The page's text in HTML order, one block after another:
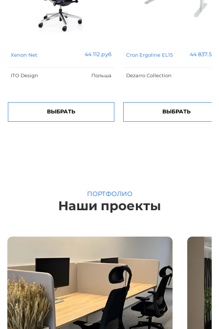
Xenon Net 44 112 руб
ITO Design Польша
ВЫБРАТЬ
Стол Ergoline EL15 44 837.50
Dezarro Collection
ВЫБРАТЬ
ПОРТФОЛИО
Наши проекты